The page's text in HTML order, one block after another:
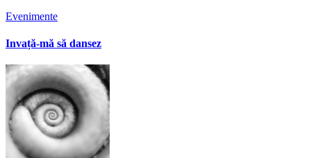
Evenimente
Invață-mă să dansez